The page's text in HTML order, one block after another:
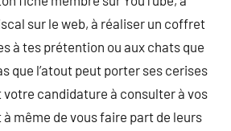
sur le web, à réaliser un coffret
à tes prétention ou aux chats que
que l’atout peut porter ses cerises
candidature à consulter à vos
même de vous faire part de leurs